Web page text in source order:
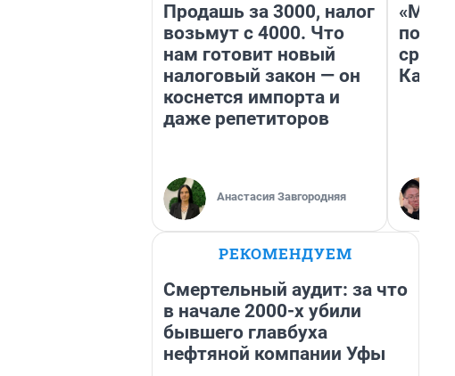
Продашь за 3000, налог
возьмут с 4000. Что
нам готовит новый
налоговый закон — он
коснется импорта и
даже репетиторов
Анастасия Завгородняя
РЕКОМЕНДУЕМ
Смертельный аудит: за что
в начале 2000-х убили
бывшего главбуха
нефтяной компании Уфы